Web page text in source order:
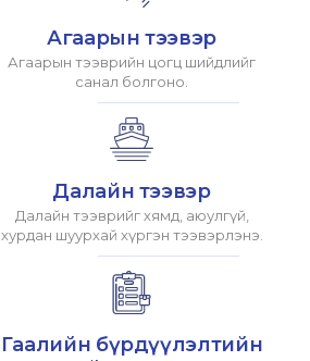
Агаарын тээвэр
Агаарын тээврийн цогц шийдлийг
санал болгоно.
Далайн тээвэр
Далайн тээврийг хямд, аюулгүй,
хурдан шуурхай хүргэн тээвэрлэнэ.
Гаалийн бүрдүүлэлтийн